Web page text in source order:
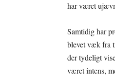
har været
Samtidig har
blevet væk fra
der tydeligt
været intens,